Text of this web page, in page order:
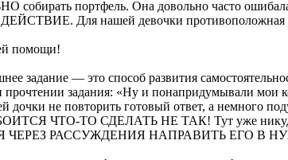
портфель. Она довольно часто
нашей девочки противоположная
помощи!
задание — это способ развития
прочтении задания: «Ну и понапридумывали мои
дочки не повторить готовый ответ, а немного
БОИТСЯ ЧТО-ТО СДЕЛАТЬ НЕ ТАК! Тут уже
РАССУЖДЕНИЯ НАПРАВИТЬ ЕГО В